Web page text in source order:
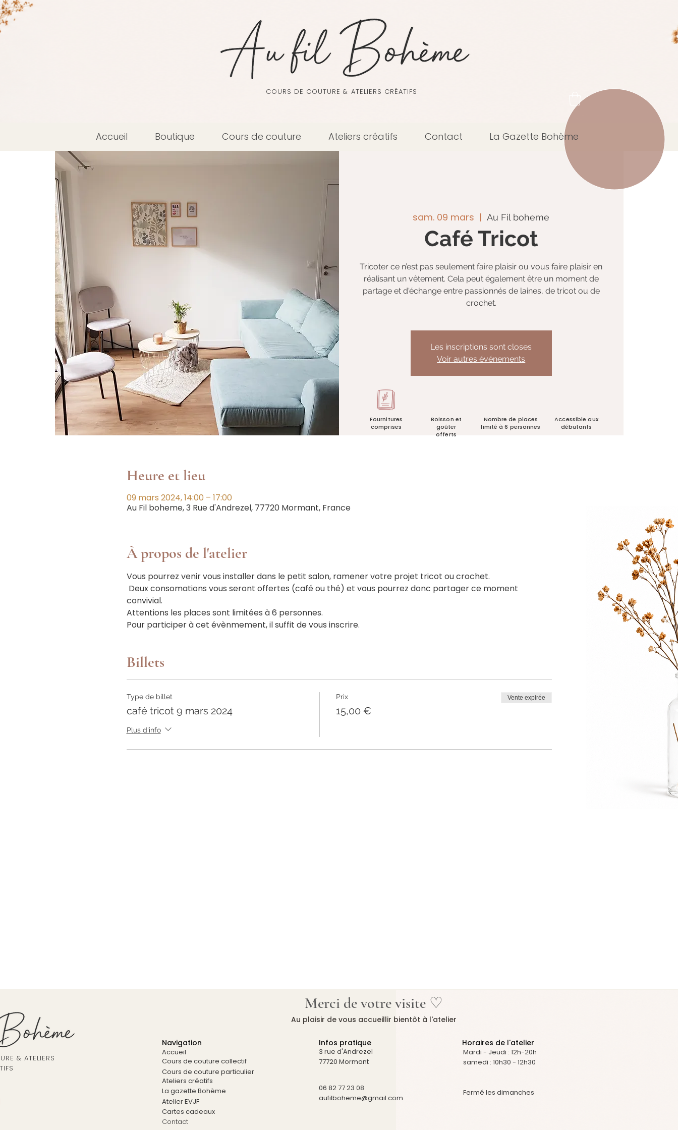
COURS DE COUTURE & ATELIERS CRÉATIFS
Accueil Boutique Cours de couture Ateliers créatifs Contact La Gazette Bohème
sam. 09 mars
  |
Au Fil boheme
Café Tricot
Tricoter ce n’est pas seulement faire plaisir ou vous faire plaisir en
réalisant un vêtement. Cela peut également être un moment de
partage et d'échange entre passionnés de laines, de tricot ou de
crochet.
Les inscriptions sont closes
Voir autres événements
Heure et lieu
09 mars 2024, 14:00 – 17:00
Au Fil boheme, 3 Rue d'Andrezel, 77720 Mormant, France
À propos de l'atelier
Vous pourrez venir vous installer dans le petit salon, ramener votre projet tricot ou crochet.
Deux consomations vous seront offertes (café ou thé) et vous pourrez donc partager ce moment
convivial.
Attentions les places sont limitées à 6 personnes.
Pour participer à cet évènmement, il suffit de vous inscrire.
Billets
Type de billet
café tricot 9 mars 2024
Plus d'info
Prix
15,00 €
Vente expirée
Fournitures
comprises
Boisson et
goûter
offerts
Nombre de places
limité à 6 personnes
Accessible aux
débutants
& ATELIERS
Merci de votre visite ♡
Au plaisir de vous accueillir bientôt à l'atelier
Navigation
Accueil
Cours de couture collectif
Cours de couture particulier
Ateliers créatifs
La gazette Bohème
Atelier EVJF
Infos pratique
3 rue d'Andrezel
77720 Mormant
06 82 77 23 08
aufilboheme@gmail.com
Horaires de l'atelier
Mardi - Jeudi : 12h-20h
samedi : 10h30 - 12h30
Fermé les dimanches
Cartes cadeaux
Contact